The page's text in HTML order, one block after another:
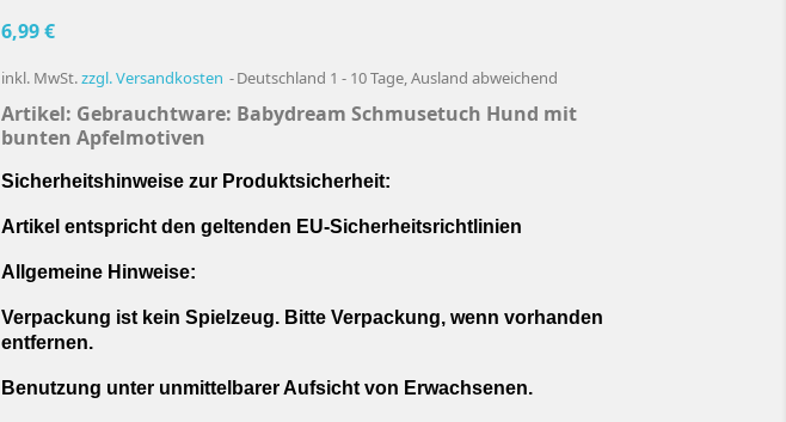
6,99 €
inkl. MwSt.zzgl. Versandkosten Deutschland 1 - 10 Tage, Ausland abweichend
Artikel: Gebrauchtware: Babydream Schmusetuch Hund mit
bunten Apfelmotiven
Sicherheitshinweise zur Produktsicherheit:
Artikel entspricht den geltenden EU-Sicherheitsrichtlinien
Allgemeine Hinweise:
Verpackung ist kein Spielzeug. Bitte Verpackung, wenn vorhanden
entfernen.
Benutzung unter unmittelbarer Aufsicht von Erwachsenen.